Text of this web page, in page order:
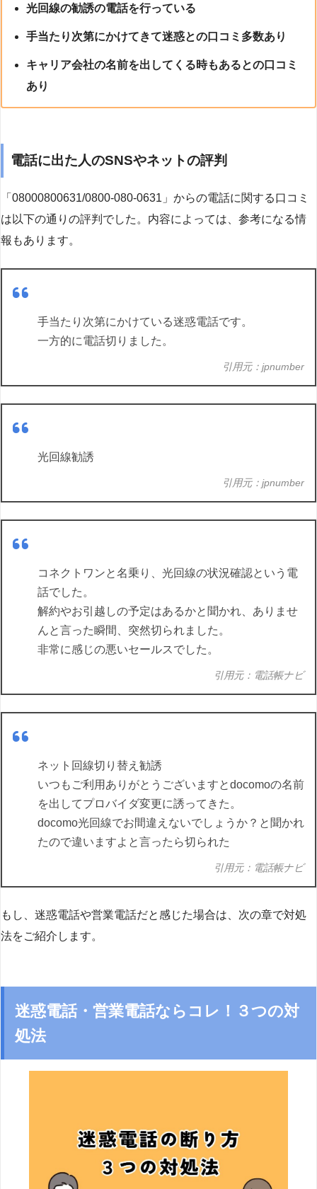
光回線の勧誘の電話を行っている
手当たり次第にかけてきて迷惑との口コミ多数あり
キャリア会社の名前を出してくる時もあるとの口コミ
あり
電話に出た人のSNSやネットの評判
「08000800631/0800-080-0631」からの電話に関する口コミ
は以下の通りの評判でした。内容によっては、参考になる情
報もあります。
手当たり次第にかけている迷惑電話です。
一方的に電話切りました。
引用元：jpnumber
光回線勧誘
引用元：jpnumber
コネクトワンと名乗り、光回線の状況確認という電
話でした。
解約やお引越しの予定はあるかと聞かれ、ありませ
んと言った瞬間、突然切られました。
非常に感じの悪いセールスでした。
引用元：電話帳ナビ
ネット回線切り替え勧誘
いつもご利用ありがとうございますとdocomoの名前
を出してプロバイダ変更に誘ってきた。
docomo光回線でお間違えないでしょうか？と聞かれ
たので違いますよと言ったら切られた
引用元：電話帳ナビ
もし、迷惑電話や営業電話だと感じた場合は、次の章で対処
法をご紹介します。
迷惑電話・営業電話ならコレ！３つの対
処法